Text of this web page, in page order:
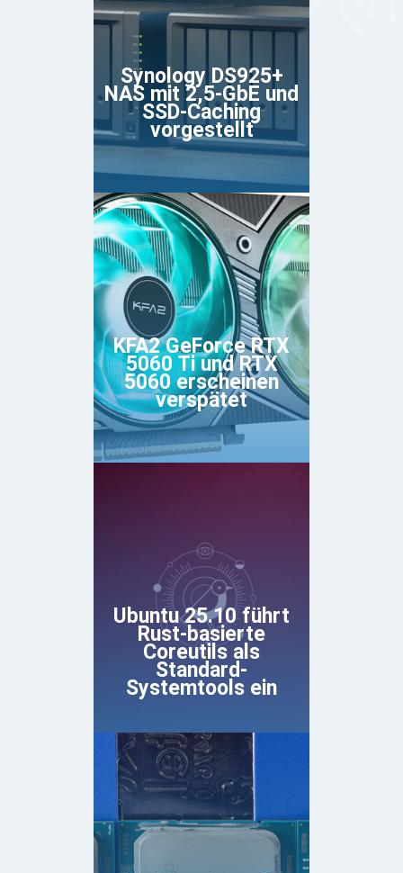
Synology DS925+
NAS mit 2,5-GbE und
SSD-Caching
vorgestellt
KFA2 GeForce RTX
5060 Ti und RTX
5060 erscheinen
verspätet
Ubuntu 25.10 führt
Rust-basierte
Coreutils als
Standard-
Systemtools ein